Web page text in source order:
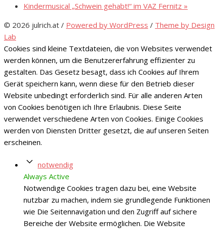
Kindermusical „Schwein gehabt!“ im VAZ Fernitz »
© 2026 julrich.at / Powered by WordPress / Theme by Design
Lab
Cookies sind kleine Textdateien, die von Websites verwendet
werden können, um die Benutzererfahrung effizienter zu
gestalten. Das Gesetz besagt, dass ich Cookies auf Ihrem
Gerät speichern kann, wenn diese für den Betrieb dieser
Website unbedingt erforderlich sind. Für alle anderen Arten
von Cookies benötigen ich Ihre Erlaubnis. Diese Seite
verwendet verschiedene Arten von Cookies. Einige Cookies
werden von Diensten Dritter gesetzt, die auf unseren Seiten
erscheinen.
notwendig
Always Active
Notwendige Cookies tragen dazu bei, eine Website
nutzbar zu machen, indem sie grundlegende Funktionen
wie Die Seitennavigation und den Zugriff auf sichere
Bereiche der Website ermöglichen. Die Website